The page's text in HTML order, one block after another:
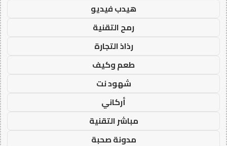
هيدب فيديو
رمح التقنية
رذاذ التجارة
طعم وكيف
شهود نت
أركاني
مباشر التقنية
مدونة صحبة